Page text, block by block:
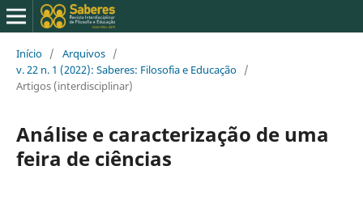
Início / Arquivos /
v. 22 n. 1 (2022): Saberes: Filosofia e Educação /
Artigos (interdisciplinar)
Análise e caracterização de uma
feira de ciências